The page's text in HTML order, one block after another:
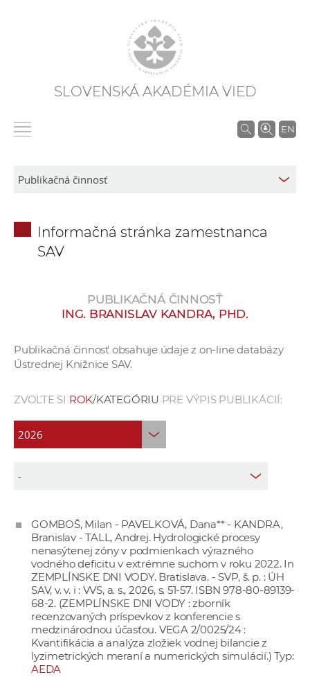
SLOVENSKÁ AKADÉMIA VIED
EN
V
á
p
c
í
a
c
h
a
p
c
Informačná stránka zamestnanca
SAV
PUBLIKAČNÁ ČINNOSŤ
ING. BRANISLAV KANDRA, PHD.
Publikačná činnosť obsahuje údaje z on-line databázy
Ústrednej Knižnice SAV.
ZVOĽTE SI ROK/KATEGÓRIU PRE VÝPIS PUBLIKÁCIÍ:
GOMBOŠ, Milan - PAVELKOVÁ, Dana** - KANDRA,
Branislav - TALL, Andrej. Hydrologické procesy
nenasýtenej zóny v podmienkach výrazného
vodného deficitu v extrémne suchom v roku 2022. In
ZEMPLÍNSKE DNI VODY. Bratislava. - SVP, š. p. : ÚH
SAV, v. v. i : VVS, a. s., 2026, s. 51-57. ISBN 978-80-89139-
68-2. (ZEMPLÍNSKE DNI VODY : zborník
recenzovaných príspevkov z konferencie s
medzinárodnou účasťou. VEGA 2/0025/24 :
Kvantifikácia a analýza zložiek vodnej bilancie z
lyzimetrických meraní a numerických simulácií.) Typ:
AEDA